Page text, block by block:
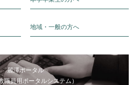
地域・一般の方へ
麗澤ポータル
職員用ポータルシステム）